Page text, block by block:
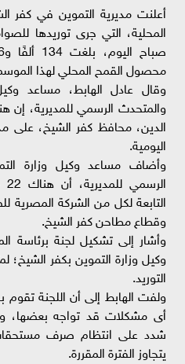
أعلنت مديرية التموين في كفر
المحلية، التي جرى توريدها
محصول القمح المحلي لهذا
وقال عادل الهابط، مساعد
والمتحدث الرسمي للمديرية، إن
الدين، محافظ كفر الشيخ، على
اليومية.
وأضاف مساعد وكيل وزارة
التابعة لكل من الشركة المصرية
وقطاع مطاحن كفر الشيخ.
وأشار إلى تشكيل لجنة برئاسة
وكيل وزارة التموين بكفر الشيخ؛
التوريد.
ولفت الهابط إلى أن اللجنة تقوم
أى مشكلات قد تواجه بعضها،
شدد على انتظام صرف مستحقات
يتجاوز الفترة المقررة.